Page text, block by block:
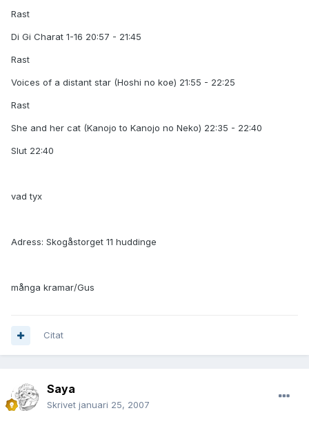
Rast
Di Gi Charat 1-16 20:57 - 21:45
Rast
Voices of a distant star (Hoshi no koe) 21:55 - 22:25
Rast
She and her cat (Kanojo to Kanojo no Neko) 22:35 - 22:40
Slut 22:40
vad tyx
Adress: Skogåstorget 11 huddinge
många kramar/Gus
Citat
Saya
Skrivet januari 25, 2007